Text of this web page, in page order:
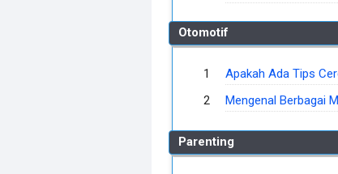
Otomotif
Apakah Ada Tips
Mengenal Berbagai
Parenting